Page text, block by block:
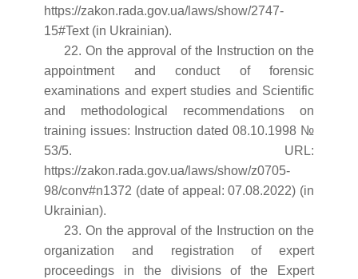
https://zakon.rada.gov.ua/laws/show/2747-
15#Text (in Ukrainian).
22. On the approval of the Instruction on the
appointment and conduct of forensic
examinations and expert studies and Scientific
and methodological recommendations on
training issues: Instruction dated 08.10.1998 №
53/5. URL:
https://zakon.rada.gov.ua/laws/show/z0705-
98/conv#n1372 (date of appeal: 07.08.2022) (in
Ukrainian).
23. Оn the approval of the Instruction on the
organization and registration of expert
proceedings in the divisions of the Expert